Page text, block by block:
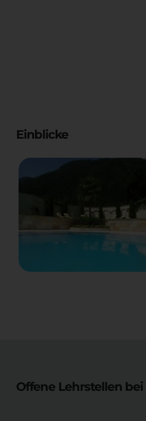
Einblicke
Offene Lehrstellen bei